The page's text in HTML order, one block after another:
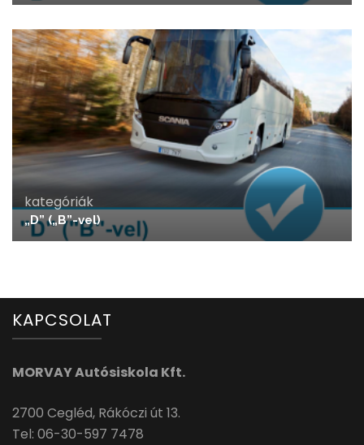
kategóriák
„D” („B”-vel)
KAPCSOLAT
MORVAY Autósiskola Kft.
2700 Cegléd, Rákóczi út 13.
Tel: 06-30-597 7478